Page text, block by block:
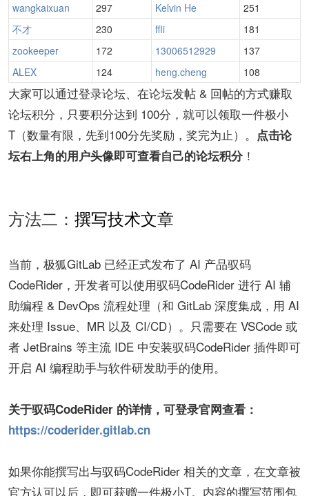
wangkaixuan
297 Kelvin He
251
不才
230 ffli
181
zookeeper
172 13006512929
137
ALEX
124 heng.cheng 108
大家可以通过登录论坛、在论坛发帖 & 回帖的方式赚取
论坛积分，只要积分达到 100分，就可以领取一件极小
T（数量有限，先到100分先奖励，奖完为止）。 点击论
坛右上角的用户头像即可查看自己的论坛积分 ！
方法二： 撰写技术文章
当前，极狐GitLab 已经正式发布了 AI 产品驭码
CodeRider，开发者可以使用驭码CodeRider 进行 AI 辅
助编程 & DevOps 流程处理（和 GitLab 深度集成，用 AI
来处理 Issue、MR 以及 CI/CD）。只需要在 VSCode 或
者 JetBrains 等主流 IDE 中安装驭码CodeRider 插件即可
开启 AI 编程助手与软件研发助手的使用。
关于驭码CodeRider 的详情，可登录官网查看：
https://coderider.gitlab.cn
如果你能撰写出与驭码CodeRider 相关的文章，在文章被
官方认可以后，即可获赠一件极小T。内容的撰写范围包